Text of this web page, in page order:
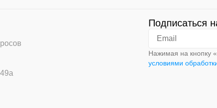
Подписаться
Нажимая на кнопку
условиями